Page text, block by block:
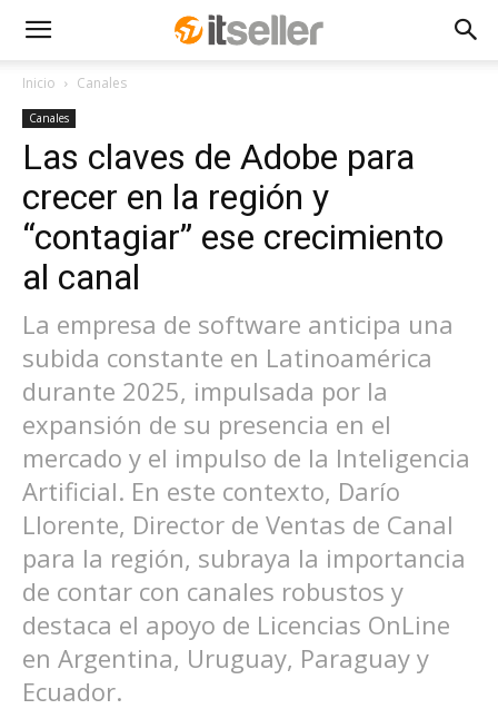
Inicio Canales
Canales
Las claves de Adobe para
crecer en la región y
“contagiar” ese crecimiento
al canal
La empresa de software anticipa una
subida constante en Latinoamérica
durante 2025, impulsada por la
expansión de su presencia en el
mercado y el impulso de la Inteligencia
Artificial. En este contexto, Darío
Llorente, Director de Ventas de Canal
para la región, subraya la importancia
de contar con canales robustos y
destaca el apoyo de Licencias OnLine
en Argentina, Uruguay, Paraguay y
Ecuador.